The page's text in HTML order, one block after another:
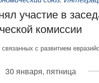
участие в
комиссии
с развитием
30 января, пятница